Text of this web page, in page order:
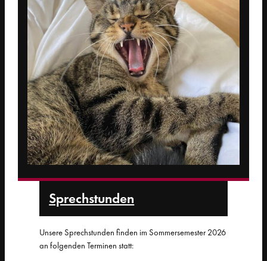
Sprech­stunden
Unsere Sprechstunden finden im Sommersemester 2026
an folgenden Terminen statt: